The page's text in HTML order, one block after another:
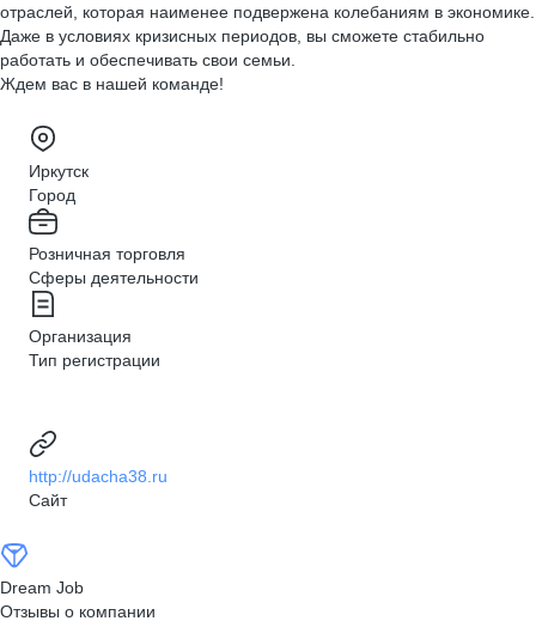
отраслей, которая наименее подвержена колебаниям в экономике.
Даже в условиях кризисных периодов, вы сможете стабильно
работать и обеспечивать свои семьи.
Ждем вас в нашей команде!
Иркутск
Город
Розничная торговля
Сферы деятельности
Организация
Тип регистрации
http://udacha38.ru
Сайт
Dream Job
Отзывы о компании